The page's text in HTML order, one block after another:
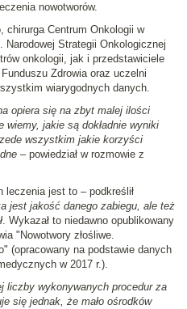
nowotworów.
chirurga Centrum Onkologii w
Narodowej Strategii Onkologicznej
onkologii, jak i przedstawiciele
Zdrowia oraz uczelni
wiarygodnych danych.
opiera się na zbyt malej ilości
wiemy, jakie są dokładnie wyniki
wszystkim jakie korzyści
– powiedział w rozmowie z
jest to – podkreślił
jest jakość danego zabiegu, ale też
. Wykazał to niedawno opublikowany
"Nowotwory złośliwe.
(opracowany na podstawie danych
w 2017 r.).
liczby wykonywanych procedur za
się jednak, że mało ośrodków